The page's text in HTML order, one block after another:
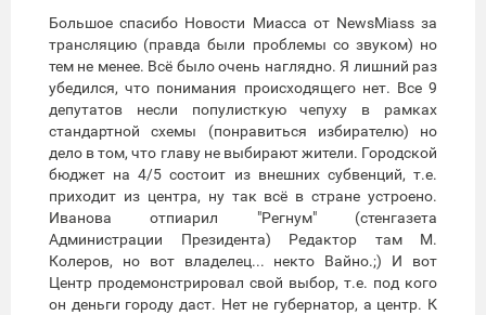
Большое спасибо Новости Миасса от NewsMiass за
трансляцию (правда были проблемы со звуком) но
тем не менее. Всё было очень наглядно. Я лишний раз
убедился, что понимания происходящего нет. Все 9
депутатов несли популисткую чепуху в рамках
стандартной схемы (понравиться избирателю) но
дело в том, что главу не выбирают жители. Городской
бюджет на 4/5 состоит из внешних субвенций, т.е.
приходит из центра, ну так всё в стране устроено.
Иванова отпиарил "Регнум" (стенгазета
Администрации Президента) Редактор там М.
Колеров, но вот владелец... некто Вайно.;) И вот
Центр продемонстрировал свой выбор, т.е. под кого
он деньги городу даст. Нет не губернатор, а центр. К